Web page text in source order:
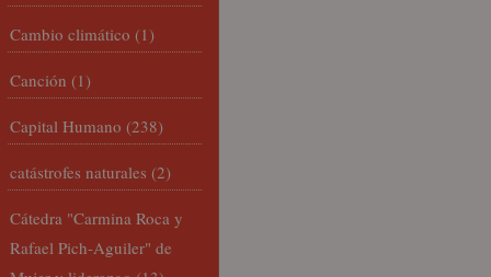
Cambio climático (1)
Canción (1)
Capital Humano (238)
catástrofes naturales (2)
Cátedra "Carmina Roca y
Rafael Pich-Aguiler" de